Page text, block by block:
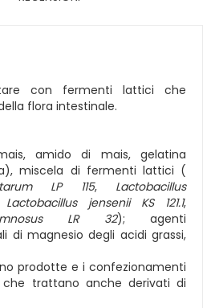
con fermenti lattici che
flora intestinale.
amido di mais, gelatina
miscela di fermenti lattici (
LP 115, Lactobacillus
Lactobacillus jensenii KS 121.1,
LR 32); agenti
di magnesio degli acidi grassi,
prodotte e i confezionamenti
trattano anche derivati di